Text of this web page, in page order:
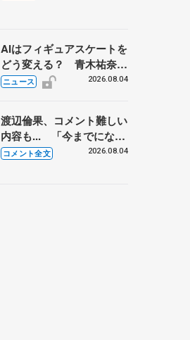
AIはフィギュアスケートを
どう変える？ 青木祐奈と
考える採点、トレーニング
ニュース 2026.08.04
渡辺倫果、コメント難しい
内容も... 「今までにない
くらい早めに仕上げられて
コメント全文 2026.08.04